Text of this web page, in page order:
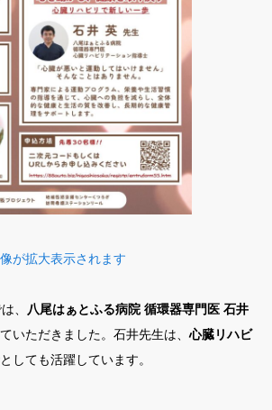
が拡大表示されます
、 八尾はぁとふる病院 循環器専門医 石井
いただきました。石井先生は、 心臓リハビ
としても活躍しています。